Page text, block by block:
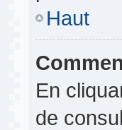
Haut
En
de